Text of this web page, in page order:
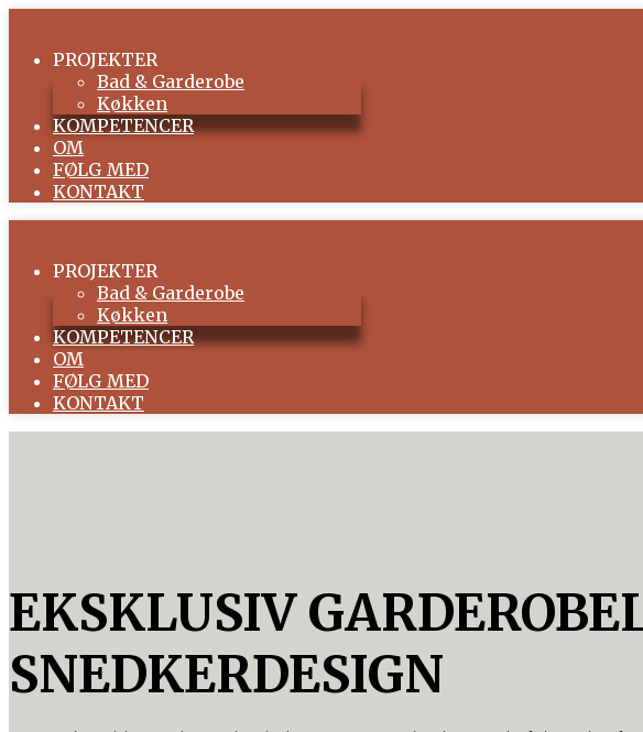
PROJEKTER
Bad & Garderobe
Køkken
KOMPETENCER
OM
FØLG MED
KONTAKT
PROJEKTER
Bad & Garderobe
Køkken
KOMPETENCER
OM
FØLG MED
KONTAKT
EKSKLUSIV
SNEDKERDESIGN